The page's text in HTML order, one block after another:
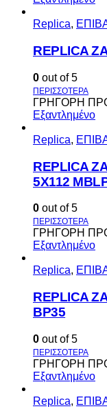
Replica,
REPLICA
0 out of 5
ΓΡΗΓΟΡΗ
Εξαντλημένο
Replica,
REPLICA
5X112
0 out of 5
ΓΡΗΓΟΡΗ
Εξαντλημένο
Replica,
REPLICA
BP35
0 out of 5
ΓΡΗΓΟΡΗ
Εξαντλημένο
Replica,